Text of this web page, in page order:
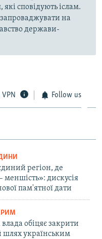
сповідують іслам.
на
держави-
Follow us
регіон, де
меншість»: дискусія
пам'ятної дати
влада обіцяє закрити
шлях українським